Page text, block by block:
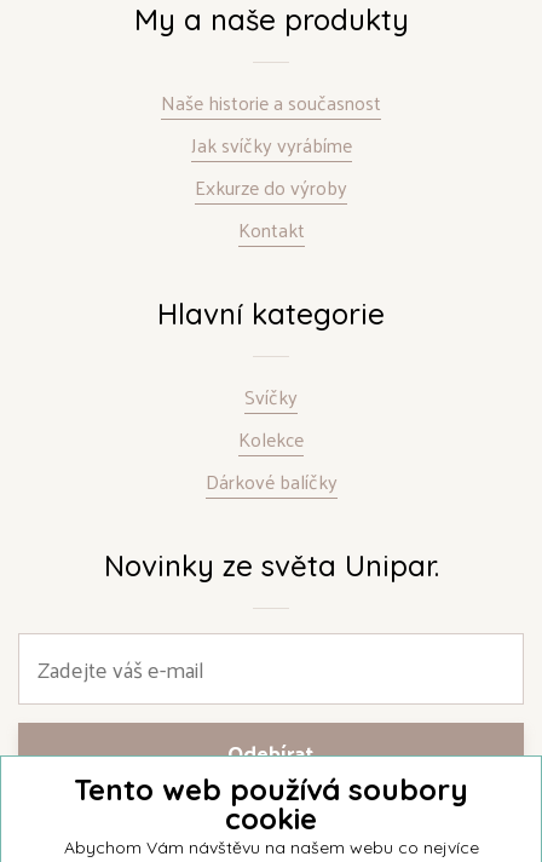
My a naše produkty
Naše historie a současnost
Jak svíčky vyrábíme
Exkurze do výroby
Kontakt
Hlavní kategorie
Svíčky
Kolekce
Dárkové balíčky
Novinky ze světa Unipar.
Přihlašte se k našemu newsletteru a buďte jako první informováni o
nejnovějších kolekcích svíček a aktualitách z rodinné firmy Unipar.
Tento web používá soubory
cookie
Abychom Vám návštěvu na našem webu co nejvíce